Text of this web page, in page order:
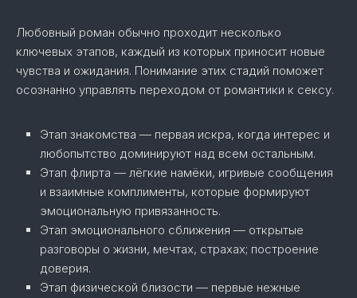
Любовный роман обычно проходит несколько
ключевых этапов, каждый из которых приносит новые
чувства и ожидания. Понимание этих стадий поможет
осознанно управлять переходом от романтики к сексу.
Этап знакомства — первая искра, когда интерес и
любопытство доминируют над всем остальным.
Этап флирта — лёгкие намёки, игривые сообщения
и взаимные комплименты, которые формируют
эмоциональную привязанность.
Этап эмоционального сближения — открытые
разговоры о жизни, мечтах, страхах; построение
доверия.
Этап физической близости — первые нежные